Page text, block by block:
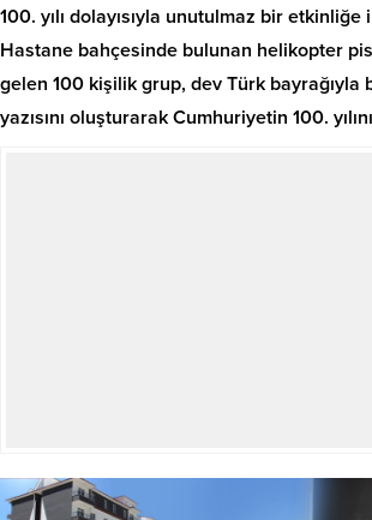
100. yılı dolayısıyla unutulmaz bir etkinliğe
Hastane bahçesinde bulunan helikopter
gelen 100 kişilik grup, dev Türk bayrağıyla
yazısını oluşturarak Cumhuriyetin 100.